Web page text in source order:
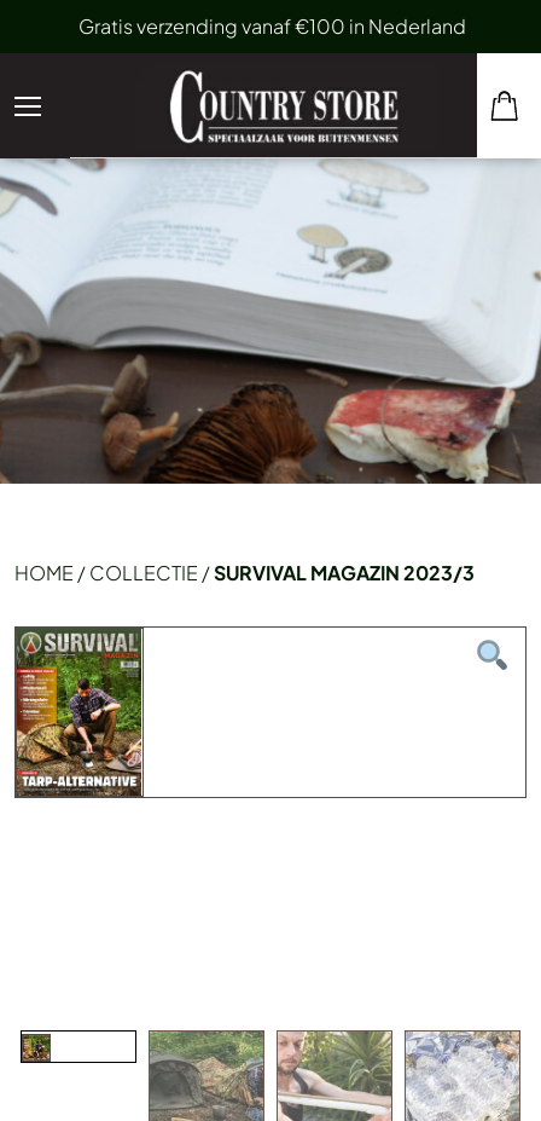
Gratis verzending vanaf €100 in Nederland
HOME /COLLECTIE /SURVIVAL MAGAZIN 2023/3